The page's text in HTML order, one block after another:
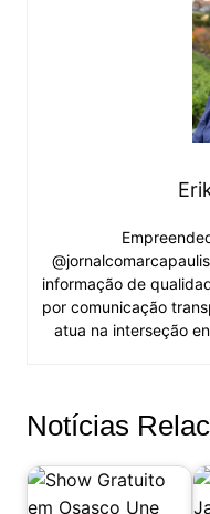
informação de
por comunicação
atua na interseção
Notícias